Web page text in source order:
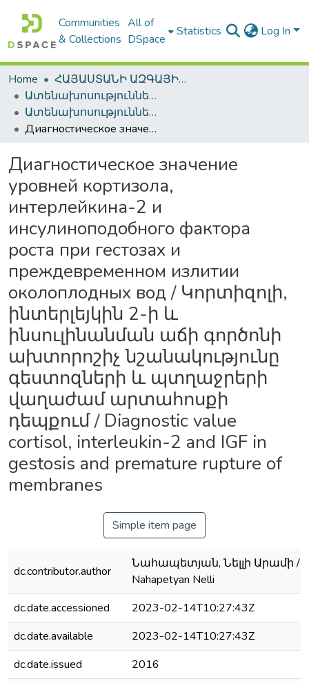
Communities
& Collections
All of
DSpace
Statistics Log In
Home
ՀԱՅԱՍՏԱՆԻ ԱԶԳԱՅԻՆ ԳՐԱԴԱՐԱՆԻ ԹՎԱՅԻՆ ՊԱՀՈՑ / DIGITAL REPOSITORY OF NLA
Ատենախոսություններ և սեղմագրեր / Theses & Abstracts
Ատենախոսություններ և սեղմագրեր / Theses & Abstracts
Диагностическое значение уровней кортизола, интерлейкина-2 и инсулиноподобного фактора роста при гестозах и преждевременном излитии околоплодных вод / Կորտիզոլի, ինտերլեյկին 2-ի և ինսուլինանման աճի գործոնի ախտորոշիչ նշանակությունը գեստոզների և պտղաջրերի վաղաժամ արտահոսքի դեպքում / Diagnostic value cortisol, interleukin-2 and IGF in gestosis and premature rupture of membranes
Диагностическое значение
уровней кортизола,
интерлейкина-2 и
инсулиноподобного фактора
роста при гестозах и
преждевременном излитии
околоплодных вод / Կորտիզոլի,
ինտերլեյկին 2-ի և
ինսուլինանման աճի գործոնի
ախտորոշիչ նշանակությունը
գեստոզների և պտղաջրերի
վաղաժամ արտահոսքի
դեպքում / Diagnostic value
cortisol, interleukin-2 and IGF in
gestosis and premature rupture of
membranes
Simple item page
dc.contributor.author
Նահապետյան, Նելլի Արամի /
Nahapetyan Nelli
dc.date.accessioned
2023-02-14T10:27:43Z
dc.date.available
2023-02-14T10:27:43Z
dc.date.issued
2016